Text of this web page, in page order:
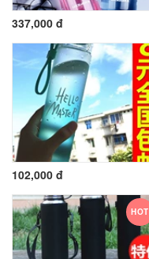
337,000 đ
102,000 đ
HOT